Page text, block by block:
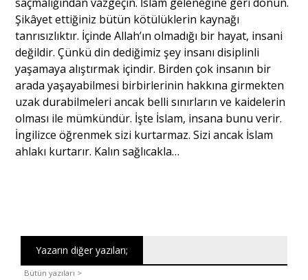
Şikâyet ettiğiniz bütün kötülüklerin kaynağı
tanrısızlıktır. İçinde Allah’ın olmadığı bir hayat, insani
değildir. Çünkü din dediğimiz şey insanı disiplinli
yaşamaya alıştırmak içindir. Birden çok insanın bir
arada yaşayabilmesi birbirlerinin hakkına girmekten
uzak durabilmeleri ancak belli sınırların ve kaidelerin
olması ile mümkündür. İşte İslam, insana bunu verir.
İngilizce öğrenmek sizi kurtarmaz. Sizi ancak İslam
ahlakı kurtarır. Kalın sağlıcakla…
Yazarın diğer yazıları;
Bütün yazıları >